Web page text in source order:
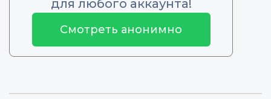
для любого аккаунта!
Смотреть анонимно